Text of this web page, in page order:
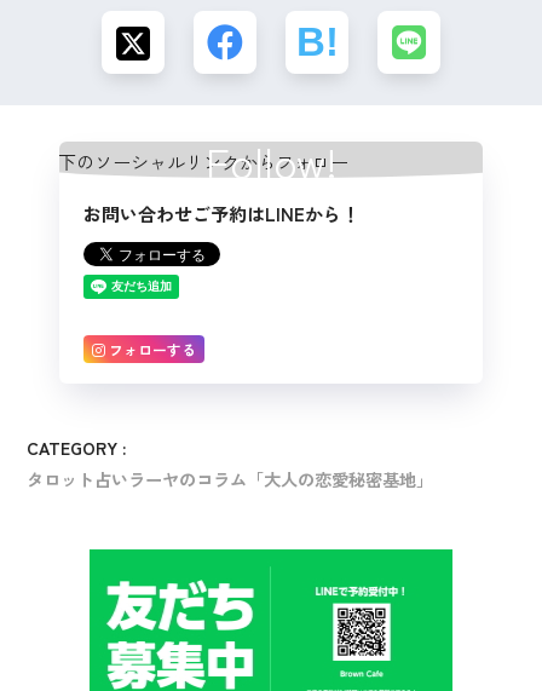
Follow!
お問い合わせご予約はLINEから！
フォローする
CATEGORY :
タロット占いラーヤのコラム「大人の恋愛秘密基地」